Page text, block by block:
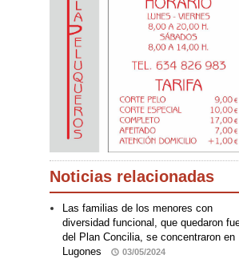
Noticias relacionadas
Las familias de los menores con
diversidad funcional, que quedaron
del Plan Concilia, se concentraron en
Lugones
03/05/2024